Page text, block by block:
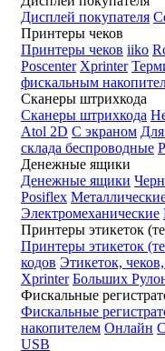
Дисплей покупателя
Принтеры чеков
Принтеры чеков iiko
Poscenter Xprinter
фискальным
Сканеры штрихкода
Сканеры штрихкода
Atol 2D С экраном
склада беспроводные
Денежные ящики
Денежные ящики
Posiflex
Электромеханические
Принтеры этикеток
Принтеры этикеток
кодов Этикеток,
Xprinter Больших
Фискальные
Фискальные
накопителем Онлайн
USB